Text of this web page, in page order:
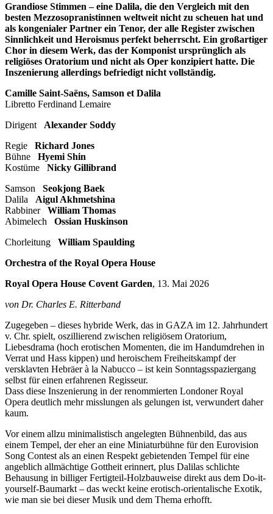
Grandiose Stimmen – eine Dalila, die den Vergleich mit den
besten Mezzosopranistinnen weltweit nicht zu scheuen hat und
als kongenialer Partner ein Tenor, der alle Register zwischen
Sinnlichkeit und Heroismus perfekt beherrscht. Ein großartiger
Chor in diesem Werk, das der Komponist ursprünglich als
religiöses Oratorium und nicht als Oper konzipiert hatte. Die
Inszenierung allerdings befriedigt nicht vollständig.
Camille Saint-Saëns, Samson et Dalila
Libretto Ferdinand Lemaire
Dirigent Alexander Soddy
Regie Richard Jones
Bühne Hyemi Shin
Kostüme Nicky Gillibrand
Samson Seokjong Baek
Dalila Aigul Akhmetshina
Rabbiner William Thomas
Abimelech Ossian Huskinson
Chorleitung William Spaulding
Orchestra of the Royal Opera House
Royal Opera House Covent Garden, 13. Mai 2026
von Dr. Charles E. Ritterband
Zugegeben – dieses hybride Werk, das in GAZA im 12. Jahrhundert
v. Chr. spielt, oszillierend zwischen religiösem Oratorium,
Liebesdrama (hoch erotischen Momenten, die im Handumdrehen in
Verrat und Hass kippen) und heroischem Freiheitskampf der
versklavten Hebräer à la Nabucco – ist kein Sonntagsspaziergang
selbst für einen erfahrenen Regisseur.
Dass diese Inszenierung in der renommierten Londoner Royal
Opera deutlich mehr misslungen als gelungen ist, verwundert daher
kaum.
Vor einem allzu minimalistisch angelegten Bühnenbild, das aus
einem Tempel, der eher an eine Miniaturbühne für den Eurovision
Song Contest als an einen Respekt gebietenden Tempel für eine
angeblich allmächtige Gottheit erinnert, plus Dalilas schlichte
Behausung in billiger Fertigteil-Holzbauweise direkt aus dem Do-it-
yourself-Baumarkt – das weckt keine erotisch-orientalische Exotik,
wie man sie bei dieser Musik und dem Thema erhofft.